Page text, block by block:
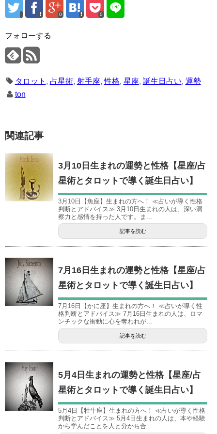
0 0
フォローする
タロット , 占星術, 射手座,性格, 星座, 誕生日占い, 運勢
ton
関連記事
3月10日生まれの運勢と性格【星座/占
星術とタロットで導く誕生日占い】
3月10日【魚座】生まれの方へ！ ≪占いが導く性格
判断とアドバイス≫ 3月10日生まれの人は、深い洞
察力と感情を持った人です。ま...
記事を読む
7月16日生まれの運勢と性格【星座/占
星術とタロットで導く誕生日占い】
7月16日【かに座】生まれの方へ！ ≪占いが導く性
格判断とアドバイス≫ 7月16日生まれの人は、ロマ
ンチックな衝動に心を奪われが...
記事を読む
5月4日生まれの運勢と性格【星座/占
星術とタロットで導く誕生日占い】
5月4日【牡牛座】生まれの方へ！ ≪占いが導く性格
判断とアドバイス≫ 5月4日生まれの人は、本や経験
から学んだことを人と分かち合...